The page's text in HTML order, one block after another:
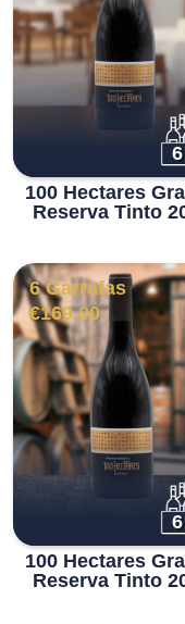
100 Hectares
Reserva Tinto
6 Garrafas
€169.00
100 Hectares
Reserva Tinto